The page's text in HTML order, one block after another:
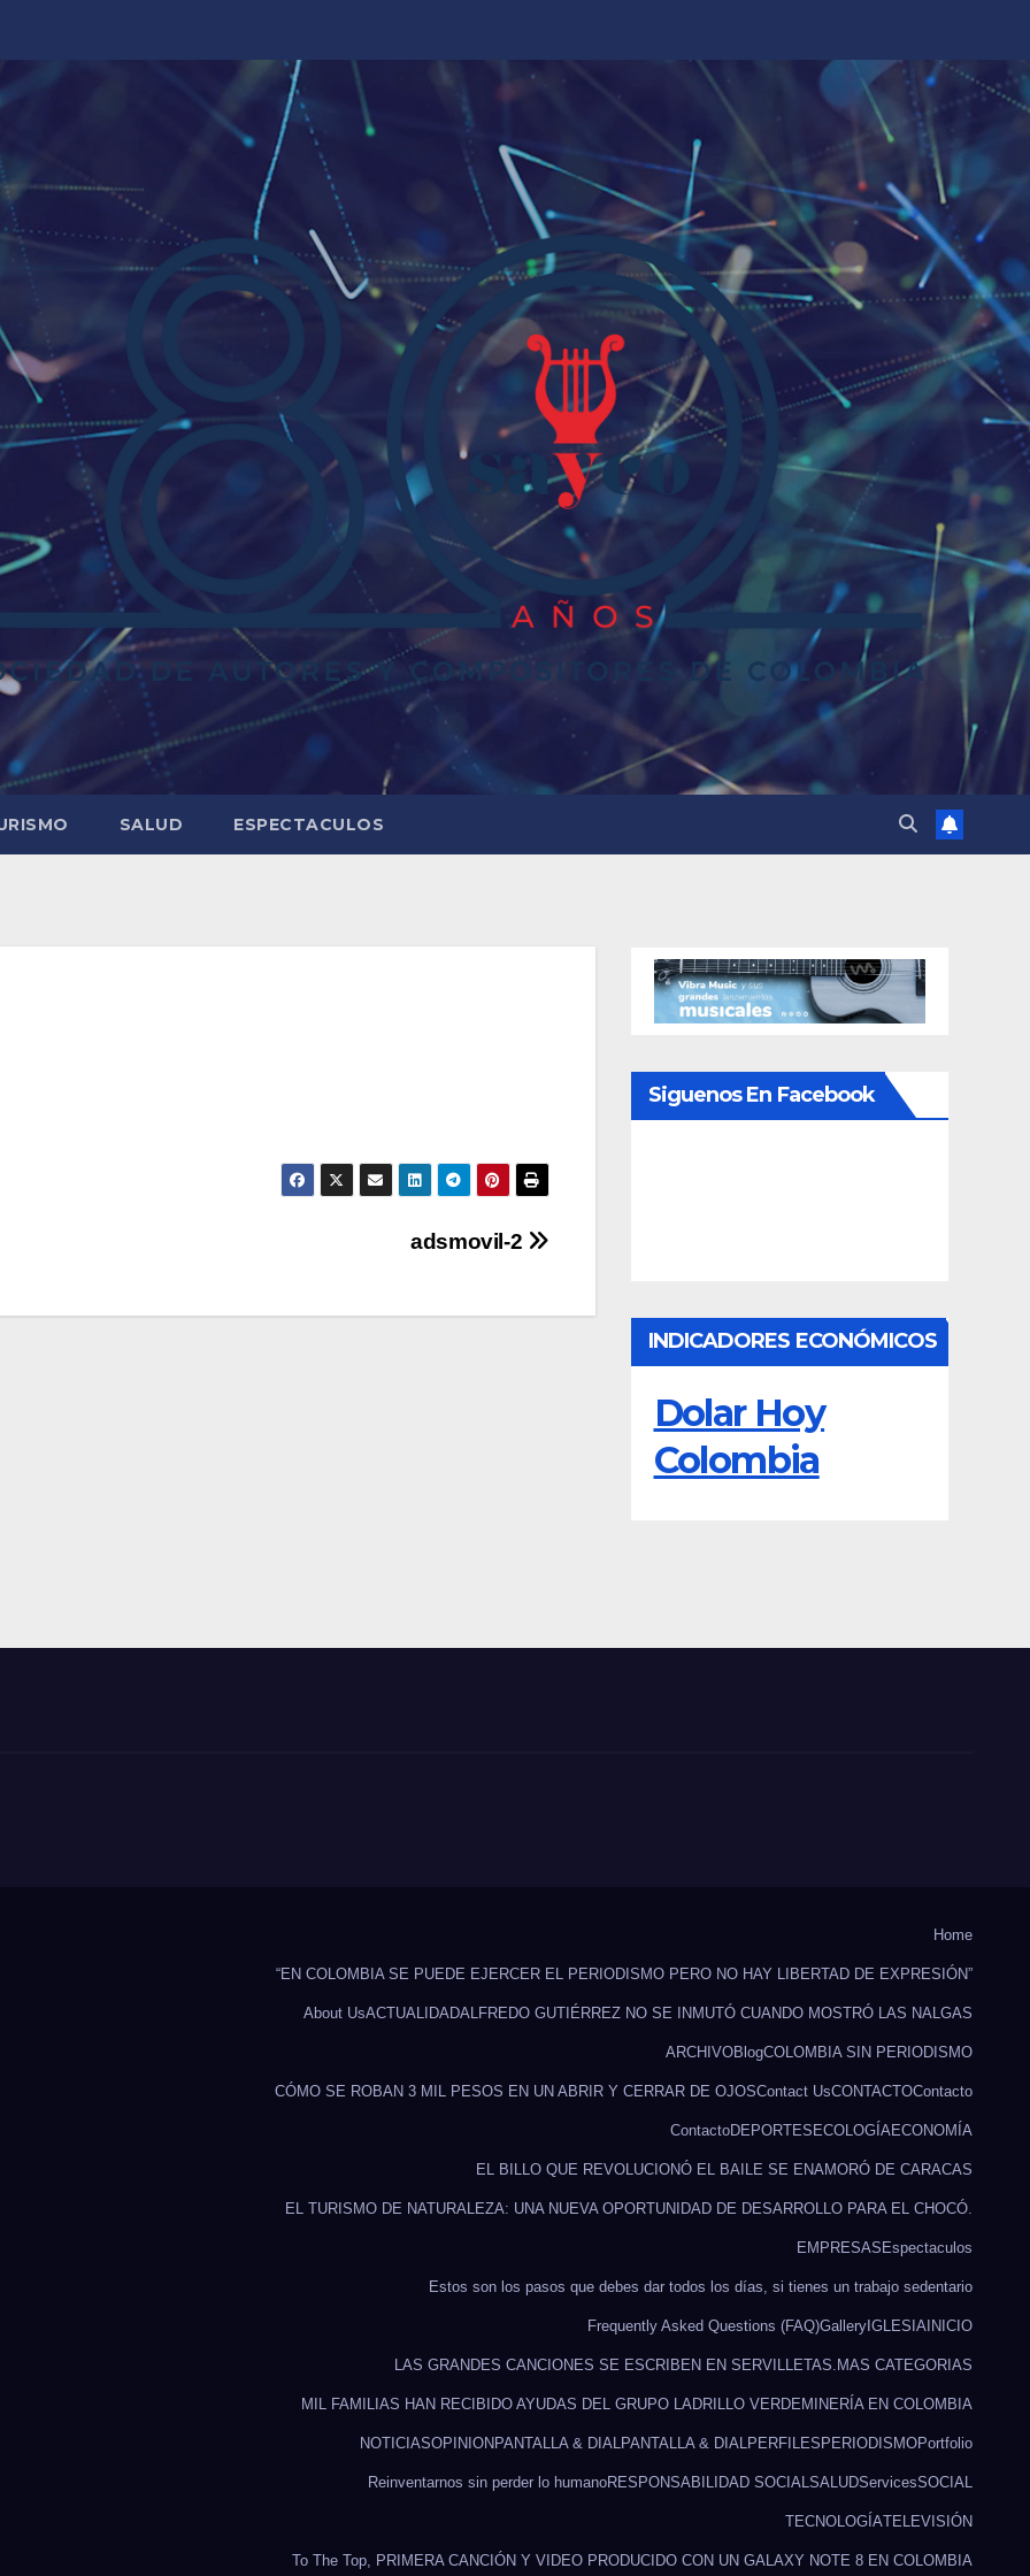
SALUD ESPECTACULOS
adsmovil-2
Siguenos En Facebook
INDICADORES ECONÓMICOS
Dolar Hoy
Colombia
Home
“EN COLOMBIA SE PUEDE EJERCER EL PERIODISMO PERO NO HAY LIBERTAD DE EXPRESIÓN”
About UsACTUALIDADALFREDO GUTIÉRREZ NO SE INMUTÓ CUANDO MOSTRÓ LAS NALGAS
ARCHIVOBlogCOLOMBIA SIN PERIODISMO
CÓMO SE ROBAN 3 MIL PESOS EN UN ABRIR Y CERRAR DE OJOSContact UsCONTACTOContacto
ContactoDEPORTES ECOLOGÍAECONOMÍA
EL BILLO QUE REVOLUCIONÓ EL BAILE SE ENAMORÓ DE CARACAS
EL TURISMO DE NATURALEZA: UNA NUEVA OPORTUNIDAD DE DESARROLLO PARA EL CHOCÓ.
EMPRESAS Espectaculos
Estos son los pasos que debes dar todos los días, si tienes un trabajo sedentario
Frequently Asked Questions (FAQ)Gallery IGLESIA INICIO
LAS GRANDES CANCIONES SE ESCRIBEN EN SERVILLETAS. MAS CATEGORIAS
MIL FAMILIAS HAN RECIBIDO AYUDAS DEL GRUPO LADRILLO VERDE MINERÍA EN COLOMBIA
NOTICIASOPINION PANTALLA & DIALPANTALLA & DIALPERFILES PERIODISMOPortfolio
Reinventarnos sin perder lo humanoRESPONSABILIDAD SOCIALSALUDServicesSOCIAL
TECNOLOGÍATELEVISIÓN
To The Top, PRIMERA CANCIÓN Y VIDEO PRODUCIDO CON UN GALAXY NOTE 8 EN COLOMBIA